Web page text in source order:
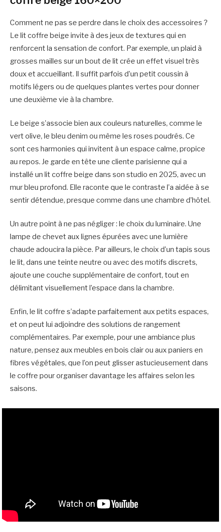
Comment ne pas se perdre dans le choix des accessoires ?
Le lit coffre beige invite à des jeux de textures qui en
renforcent la sensation de confort. Par exemple, un plaid à
grosses mailles sur un bout de lit crée un effet visuel très
doux et accueillant. Il suffit parfois d’un petit coussin à
motifs légers ou de quelques plantes vertes pour donner
une deuxième vie à la chambre.
Le beige s’associe bien aux couleurs naturelles, comme le
vert olive, le bleu denim ou même les roses poudrés. Ce
sont ces harmonies qui invitent à un espace calme, propice
au repos. Je garde en tête une cliente parisienne qui a
installé un lit coffre beige dans son studio en 2025, avec un
mur bleu profond. Elle raconte que le contraste l’a aidée à se
sentir détendue, presque comme dans une chambre d’hôtel.
Un autre point à ne pas négliger : le choix du luminaire. Une
lampe de chevet aux lignes épurées avec une lumière
chaude adoucira la pièce. Par ailleurs, le choix d’un tapis sous
le lit, dans une teinte neutre ou avec des motifs discrets,
ajoute une couche supplémentaire de confort, tout en
délimitant visuellement l’espace dans la chambre.
Enfin, le lit coffre s’adapte parfaitement aux petits espaces,
et on peut lui adjoindre des solutions de rangement
complémentaires. Par exemple, pour une ambiance plus
nature, pensez aux meubles en bois clair ou aux paniers en
fibres végétales, que l’on peut glisser astucieusement dans
le coffre pour organiser davantage les affaires selon les
saisons.